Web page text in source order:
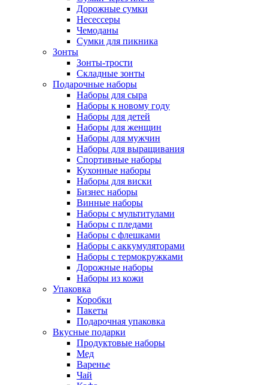
Дорожные сумки
Несессеры
Чемоданы
Сумки для пикника
Зонты
Зонты-трости
Складные зонты
Подарочные наборы
Наборы для сыра
Наборы к новому году
Наборы для детей
Наборы для женщин
Наборы для мужчин
Наборы для выращивания
Спортивные наборы
Кухонные наборы
Наборы для виски
Бизнес наборы
Винные наборы
Наборы с мультитулами
Наборы с пледами
Наборы с флешками
Наборы с аккумуляторами
Наборы с термокружками
Дорожные наборы
Наборы из кожи
Упаковка
Коробки
Пакеты
Подарочная упаковка
Вкусные подарки
Продуктовые наборы
Мед
Варенье
Чай